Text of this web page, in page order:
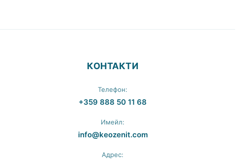
КОНТАКТИ
Телефон:
+359 888 50 11 68
Имейл:
info@keozenit.com
Адрес: